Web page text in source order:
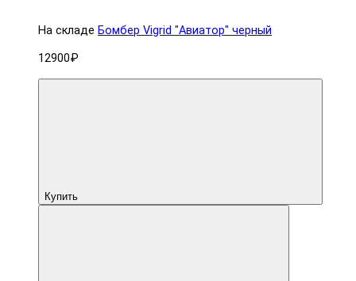
На складе Бомбер Vigrid "Авиатор" черный
12900₽
Купить